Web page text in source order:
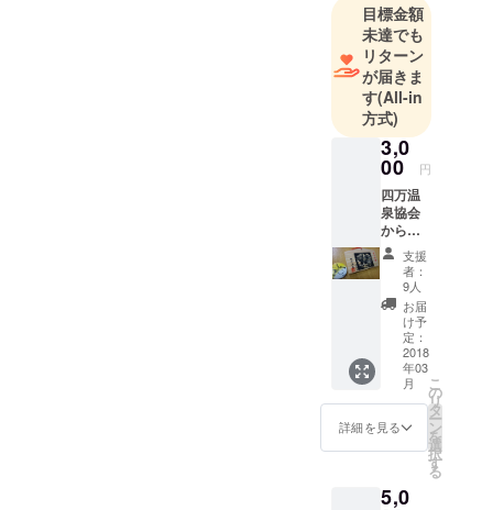
目標金額
未達でも
リターン
が届きま
す(All-in
方式)
3,0
00 円
四万温
泉協会
からの
お礼状
四万温
泉オリ
ジナル
スマイ
ル缶
バッチ
四万温
泉絵馬
支援
者：
9人
お届
け予
定：
2018
年03
月
詳細を見る
こ
の
リ
タ
ー
ン
を
選
択
す
る
5,0